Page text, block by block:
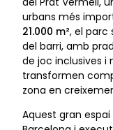
urbans més
21.000 m², el parc
del barri, amb
de joc inclusives i
transformen
zona en
Aquest gran